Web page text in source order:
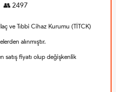
👥 2497
ve Tıbbi Cihaz Kurumu (TİTCK)
alınmıştır.
satış fiyatı olup değişkenlik